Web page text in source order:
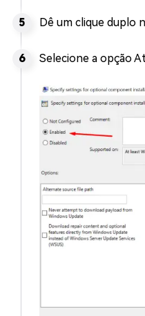
Dê um clique duplo
Selecione a opção